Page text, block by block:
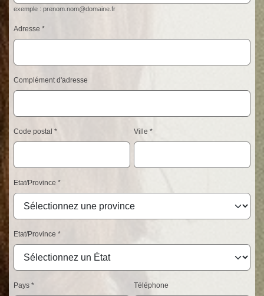
exemple : prenom.nom@domaine.fr
Adresse
Complément d'adresse
Code postal Ville
Etat/Province
Etat/Province
Pays Téléphone